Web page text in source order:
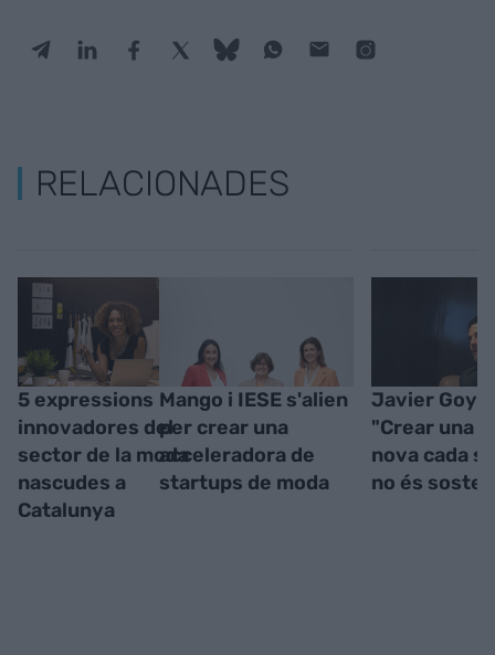
RELACIONADES
5 expressions
innovadores del
sector de la moda
nascudes a
Catalunya
Mango i IESE s'alien
per crear una
acceleradora de
startups de moda
Javier
"Crear una
nova cada
no és